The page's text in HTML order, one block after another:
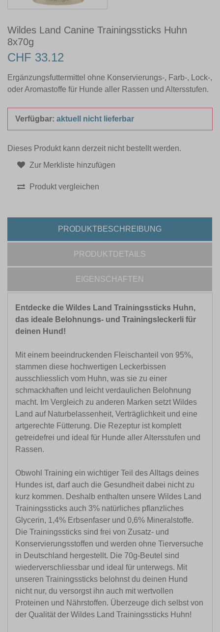
Wildes Land Canine Trainingssticks Huhn
8x70g
CHF 33.12
Ergänzungsfuttermittel ohne Konservierungs-, Farb-, Lock-,
oder Aromastoffe für Hunde aller Rassen und Altersstufen.
Verfügbar: aktuell nicht lieferbar
Dieses Produkt kann derzeit nicht bestellt werden.
Zur Merkliste hinzufügen
Produkt vergleichen
PRODUKTBESCHREIBUNG
PRODUKTDETAILS
EIGENSCHAFTEN
Entdecke die Wildes Land Trainingssticks Huhn,
das ideale Belohnungs- und Trainingsleckerli für
deinen Hund!
Mit einem beeindruckenden Fleischanteil von 95%,
stammen diese hochwertigen Leckerbissen
ausschliesslich vom Huhn, was sie zu einer
schmackhaften und leicht verdaulichen Belohnung
macht. Im Vergleich zu anderen Marken setzt Wildes
Land auf Naturbelassenheit, Verträglichkeit und eine
artgerechte Fütterung. Die Rezeptur ist komplett
getreidefrei und ideal für Hunde aller Altersstufen und
Rassen.
Obwohl Training ein wichtiger Teil des Alltags deines
Hundes ist, darf auch die Gesundheit dabei nicht zu
kurz kommen. Deshalb enthalten unsere Wildes Land
Trainingssticks auch 3% natürliches pflanzliches
Glycerin, 1,4% Erbsenfaser und 0,6% Mineralstoffe.
Die Trainingssticks sind frei von Zusatz- und
Konservierungsstoffen und werden ohne Tierversuche
in Deutschland hergestellt. Die 70g-Beutel sind
wiederverschliessbar und ideal für unterwegs. Mit
unseren Trainingssticks belohnst du deinen Hund
nicht nur, du versorgst ihn auch mit wertvollen
Proteinen und Nährstoffen. Überzeuge dich selbst von
der Qualität der Wildes Land Trainingssticks Huhn!